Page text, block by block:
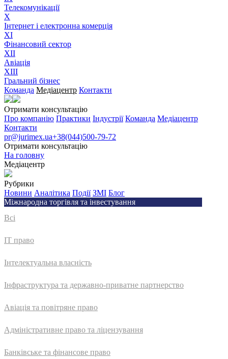
Телекомунікації
X
Інтернет і електронна комерція
XI
Фінансовий сектор
XII
Авіація
XIII
Гральний бізнес
Команда Медіацентр Контакти
Отримати консультацію
Про компанію Практики Індустрії Команда Медіацентр
Контакти
pr@jurimex.ua+38(044)500-79-72
Отримати консультацію
На головну
Медіацентр
Рубрики
Новини Аналітика Події ЗМІ Блог
Міжнародна торгівля та інвестування
Всі
IT право
Інтелектуальна власність
Інфраструктура та державно-приватне партнерство
Авіація та повітряне право
Адмiнiстративне право та лiцензування
Банківське та фінансове право